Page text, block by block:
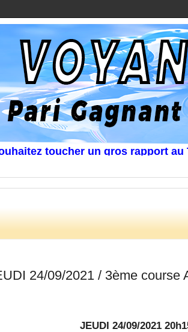
toucher un gros rapport au
24/09/2021 / 3ème course
JEUDI 24/09/2021